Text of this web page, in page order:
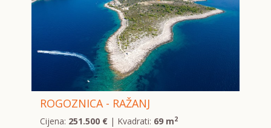
ROGOZNICA - RAŽANJ
Cijena: 251.500 €| Kvadrati: 69 m2